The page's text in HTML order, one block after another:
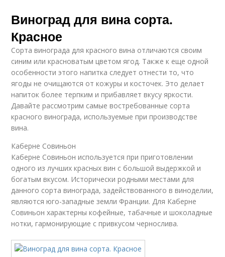
Виноград для вина сорта.
Красное
Сорта винограда для красного вина отличаются своим
синим или красноватым цветом ягод. Также к еще одной
особенности этого напитка следует отнести то, что
ягоды не очищаются от кожуры и косточек. Это делает
напиток более терпким и прибавляет вкусу яркости.
Давайте рассмотрим самые востребованные сорта
красного винограда, используемые при производстве
вина.
Каберне Совиньон
Каберне Совиньон используется при приготовлении
одного из лучших красных вин с большой выдержкой и
богатым вкусом. Исторически родными местами для
данного сорта винограда, задействованного в виноделии,
являются юго-западные земли Франции. Для Каберне
Совиньон характерны кофейные, табачные и шоколадные
нотки, гармонирующие с привкусом чернослива.